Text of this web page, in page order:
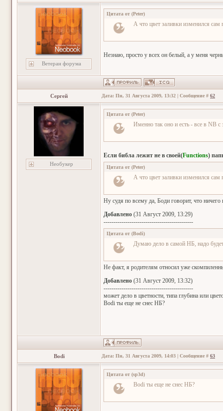
Ветеран форума
Цитата от (Peter)
А что цвет заливки изменился сам
Незнаю, просто у всех он белый, а у меня
Сергей Дата: Пн, 31 Августа 2009, 13:32 | Сообщение # 62
Необукер
Цитата от (Peter)
Именно так оно и есть - все в NB
Если библа лежит не в своей(Functions)
Цитата от (Peter)
А что цвет заливки изменился сам
Ну судя по всему да, Боди говорит, что ничего
Добавлено (31 Август 2009, 13:29)
---------------------------------------------
Цитата от (Bodi)
Думаю дело в самой НБ, надо будет
Не факт, я родителям относил уже
Добавлено (31 Август 2009, 13:32)
---------------------------------------------
может дело в цветности, типа глубина или
Bodi ты еще не снес НБ?
Bodi Дата: Пн, 31 Августа 2009, 14:03 | Сообщение # 63
Цитата от (sp3d)
Bodi ты еще не снес НБ?